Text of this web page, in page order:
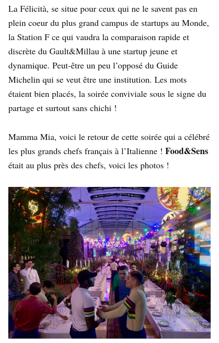
La Félicità, se situe pour ceux qui ne le savent pas en
plein coeur du plus grand campus de startups au Monde,
la Station F ce qui vaudra la comparaison rapide et
discrète du Gault&Millau à une startup jeune et
dynamique. Peut-être un peu l’opposé du Guide
Michelin qui se veut être une institution. Les mots
étaient bien placés, la soirée conviviale sous le signe du
partage et surtout sans chichi !
Mamma Mia, voici le retour de cette soirée qui a célébré
les plus grands chefs français à l’Italienne ! Food&Sens
était au plus près des chefs, voici les photos !